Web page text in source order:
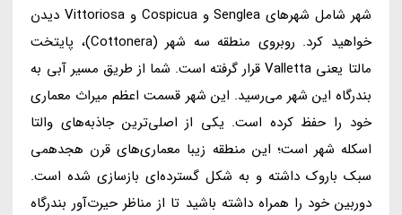
شهر شامل شهرهای Senglea و Cospicua و Vittoriosa دیدن
خواهید کرد. روبروی منطقه سه شهر (Cottonera)، پایتخت
مالتا یعنی Valletta قرار گرفته است. شما از طریق مسیر آبی به
بندرگاه این شهر می‌رسید. این شهر قسمت اعظم میراث معماری
خود را حفظ کرده است. یکی از اصلی‌ترین جاذبه‌های والتا
اسکله شهر است؛ این منطقه زیبا معماری‌های قرن هجدهمی
سبک باروک داشته و به شکل گسترده‌ای بازسازی شده است.
دوربین خود را همراه داشته باشید تا از مناظر حیرت‌آور بندرگاه